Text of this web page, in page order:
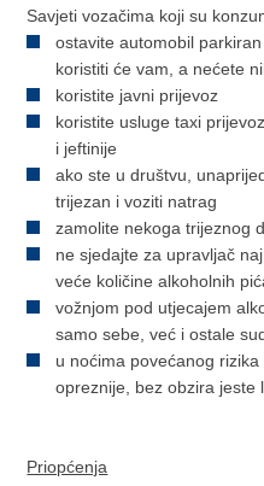
Savjeti vozačima koji su
ostavite automobil
koristiti će vam, a nećete
koristite javni prijevoz
koristite usluge taxi
i jeftinije
ako ste u društvu,
trijezan i voziti natrag
zamolite nekoga trijeznog
ne sjedajte za upravljač
veće količine alkoholnih
vožnjom pod utjecajem
samo sebe, već i ostale
u noćima povećanog
opreznije, bez obzira jeste
Priopćenja